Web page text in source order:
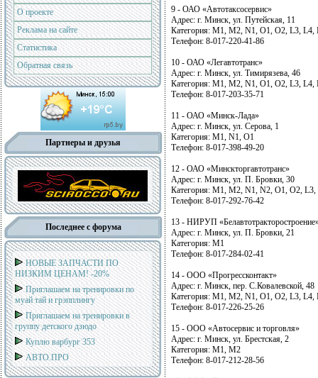
О проекте
Реклама на сайте
Статистика
Обратная связь
Партнеры и друзья
Последнее с форума
НОВЫЕ ЗАПЧАСТИ ПО
НИЗКИМ ЦЕНАМ! -20%
Приглашаем на тренировки по
муай тай и грэпплингу
Приглашаем на тренировки в
группу детского дзюдо
Куплю варбург 353
АВТО.ПРО
9 - ОАО «Автотаксосервис»
Адрес: г. Минск, ул. Путейская, 11
Категория: М1, М2, N1, О1, О2, L3, L4,
Телефон: 8-017-220-41-86
10 - ОАО «Легавтотранс»
Адрес: г. Минск, ул. Тимирязева, 46
Категория: М1, М2, N1, О1, О2, L3, L4,
Телефон: 8-017-203-35-71
11 - ОАО «Минск-Лада»
Адрес: г. Минск, ул. Серова, 1
Категория: М1, N1, О1
Телефон: 8-017-398-49-20
12 - ОАО «Минскторгавтотранс»
Адрес: г. Минск, ул. П. Бровки, 30
Категория: М1, М2, N1, N2, О1, О2, L3,
Телефон: 8-017-292-76-42
13 - НИРУП
Адрес: г. Минск, ул. П. Бровки, 21
Категория: М1
Телефон: 8-017-284-02-41
14 - ООО «Прогрессконтакт»
Адрес: г. Минск, пер. С.Ковалевской, 48
Категория: M1, M2, N1, O1, O2, L3, L4,
Телефон: 8-017-226-25-26
15 - ООО «Автосервис и торговля»
Адрес: г. Минск, ул. Брестская, 2
Категория: М1, М2
Телефон: 8-017-212-28-56